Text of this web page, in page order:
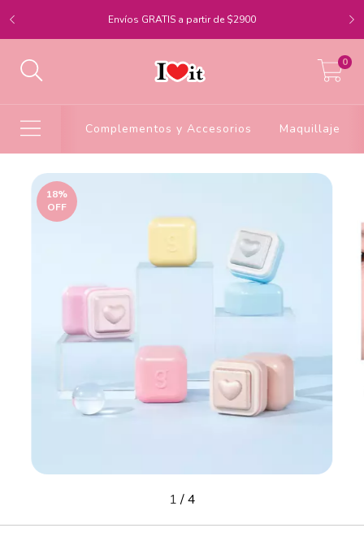
Envíos GRATIS a partir de $2900
0
Complementos y Accesorios Maquillaje
18%
OFF
1/4